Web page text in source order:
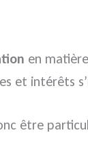
en
et intérêts
être